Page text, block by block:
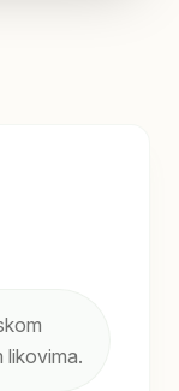
likovima.